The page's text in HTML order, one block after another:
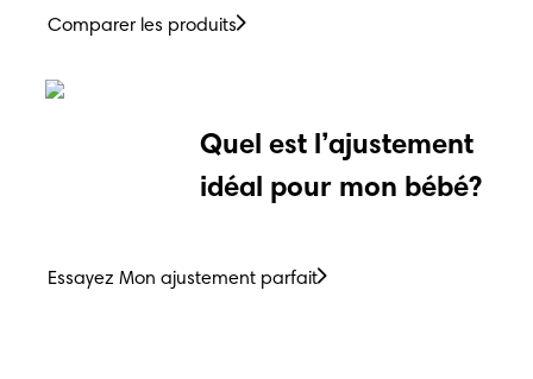
Comparer les produits
Quel est l’ajustement
idéal pour mon bébé?
Essayez Mon ajustement parfait